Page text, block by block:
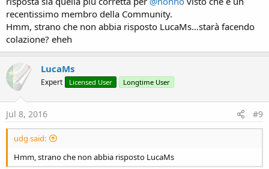
recentissimo membro della Community.
Hmm, strano che non abbia risposto LucaMs...starà facendo
colazione? eheh
LucaMs
Expert Licensed User Longtime User
Jul 8, 2016 #9
udg said:
Hmm, strano che non abbia risposto LucaMs